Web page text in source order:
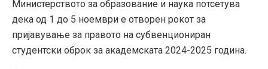
Министерството за образование и наука потсетува
дека од 1 до 5 ноември е отворен рокот за
пријавување за правото на субвенциониран
студентски оброк за академската 2024-2025 година.